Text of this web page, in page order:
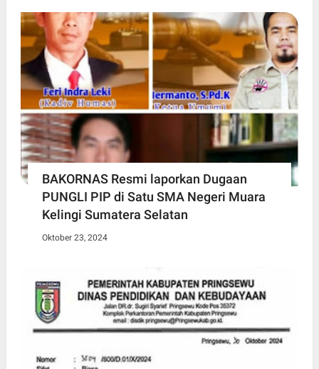
BAKORNAS Resmi laporkan Dugaan
PUNGLI PIP di Satu SMA Negeri Muara
Kelingi Sumatera Selatan
Oktober 23, 2024